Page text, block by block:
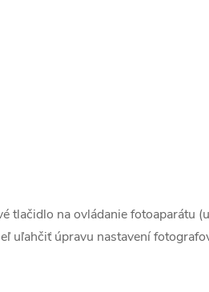
tlačidlo na ovládanie fotoaparátu
uľahčiť úpravu nastavení